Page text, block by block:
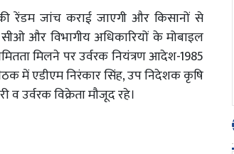
की रेंडम जांच कराई जाएगी और किसानों से
और विभागीय अधिकारियों के मोबाइल
मिलने पर उर्वरक नियंत्रण आदेश-1985
में एडीएम निरंकार सिंह, उप निदेशक कृषि
व उर्वरक विक्रेता मौजूद रहे।